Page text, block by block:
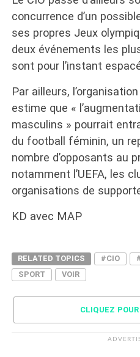
concurrence d’un
ses propres Jeux
deux événements les
sont pour l’instant
Par ailleurs,
estime que «
masculins » pourrait
du football féminin, un
nombre d’opposants au
notamment l’UEFA, les
organisations de
KD avec MAP
RELATED TOPICS #CIO
SPORT
VOIR
CLIQUEZ